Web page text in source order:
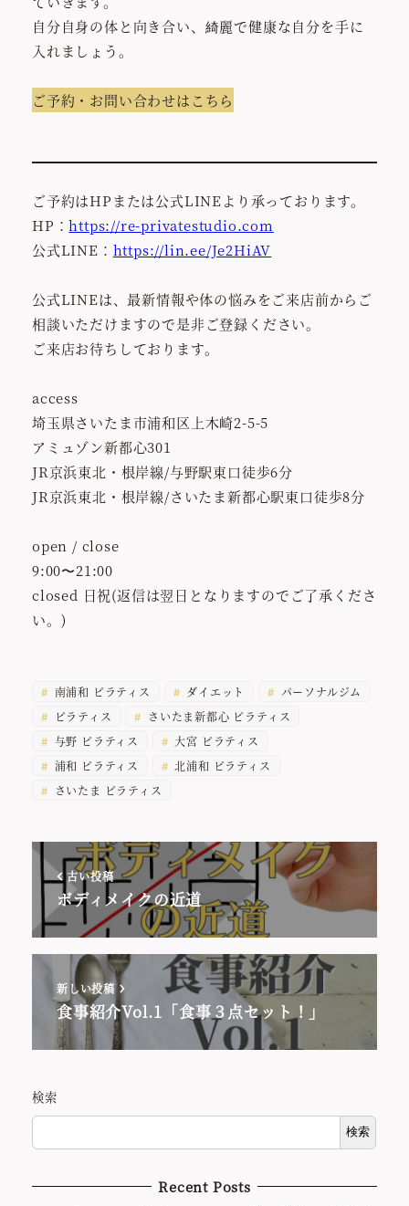
自分自身の体と向き合い、綺麗で健康な自分を手に
入れましょう。
ご予約・お問い合わせはこちら
ご予約はHPまたは公式LINEより承っております。
HP：https://re-privatestudio.com
公式LINE： https://lin.ee/Je2HiAV
公式LINEは、最新情報や体の悩みをご来店前からご
相談いただけますので是非ご登録ください。
ご来店お待ちしております。
access
埼玉県さいたま市浦和区上木崎2-5-5
アミュゾン新都心301
JR京浜東北・根岸線/与野駅東口徒歩6分
JR京浜東北・根岸線/さいたま新都心駅東口徒歩8分
open / close
9:00〜21:00
closed 日祝(返信は翌日となりますのでご了承くださ
い。)
南浦和 ピラティス ダイエット
パーソナルジム
ピラティス
さいたま新都心 ピラティス
与野 ピラティス
大宮 ピラティス
浦和 ピラティス
北浦和 ピラティス
さいたま ピラティス
古い投稿
ボディメイクの近道
新しい投稿
食事紹介Vol.1「食事３点セット！」
検索
検索
Recent Posts